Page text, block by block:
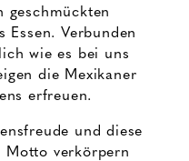
geschmückten
Verbunden
wie es bei uns
die Mexikaner
erfreuen.
und diese
Motto verkörpern